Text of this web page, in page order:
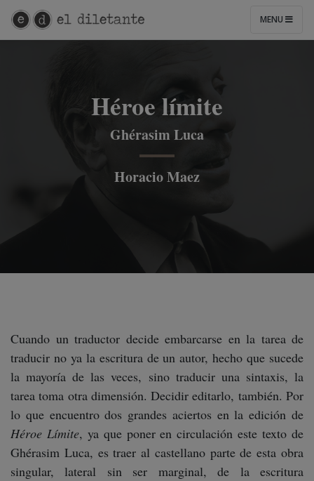
MENU
Héroe límite
Ghérasim Luca
Horacio Maez
Cuando un traductor decide embarcarse en la tarea de
traducir no ya la escritura de un autor, hecho que sucede
la mayoría de las veces, sino traducir una sintaxis, la
tarea toma otra dimensión. Decidir editarlo, también. Por
lo que encuentro dos grandes aciertos en la edición de
Héroe Límite, ya que poner en circulación este texto de
Ghérasim Luca, es traer al castellano parte de esta obra
singular, lateral sin ser marginal, de la escritura